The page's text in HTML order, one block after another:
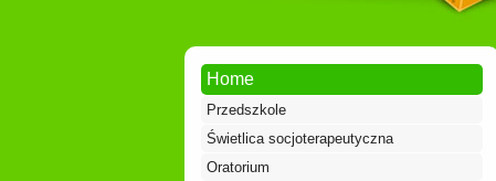
Home
Przedszkole
Świetlica socjoterapeutyczna
Oratorium